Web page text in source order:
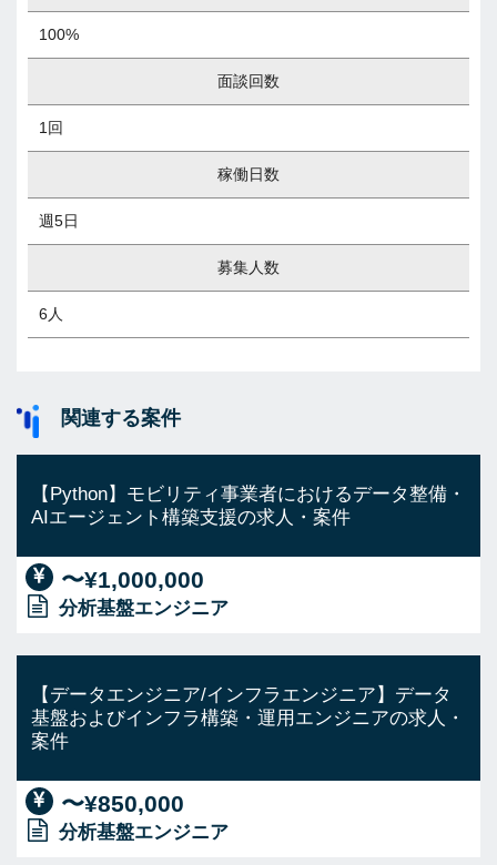
100%
面談回数
1回
稼働日数
週5日
募集人数
6人
関連する案件
【Python】モビリティ事業者におけるデータ整備・
AIエージェント構築支援の求人・案件
〜¥1,000,000
分析基盤エンジニア
【データエンジニア/インフラエンジニア】データ
基盤およびインフラ構築・運用エンジニアの求人・
案件
〜¥850,000
分析基盤エンジニア